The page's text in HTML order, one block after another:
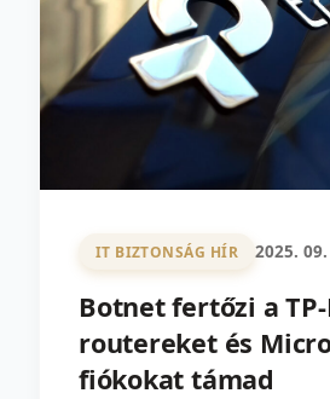
IT BIZTONSÁG HÍR 2025.
Botnet fertőzi a
routereket és
fiókokat támad